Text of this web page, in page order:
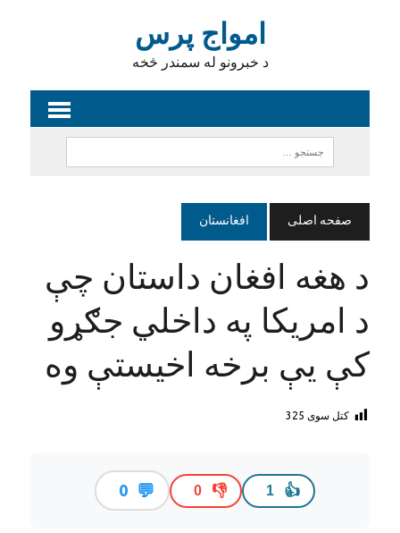
امواج پرس
د خبرونو له سمندر څخه
صفحه اصلی افغانستان
د هغه افغان داستان چې
د امریکا په داخلي جګړو
کې یې برخه اخیستې وه
کتل سوی 325
👍
1
👎
0
💬
0